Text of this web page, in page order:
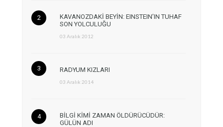
KAVANOZDAKİ BEYİN: EINSTEIN’IN TUHAF
SON YOLCULUĞU
03 Aralık 2012
RADYUM KIZLARI
03 Aralık 2014
BİLGİ KİMİ ZAMAN ÖLDÜRÜCÜDÜR:
GÜLÜN ADI